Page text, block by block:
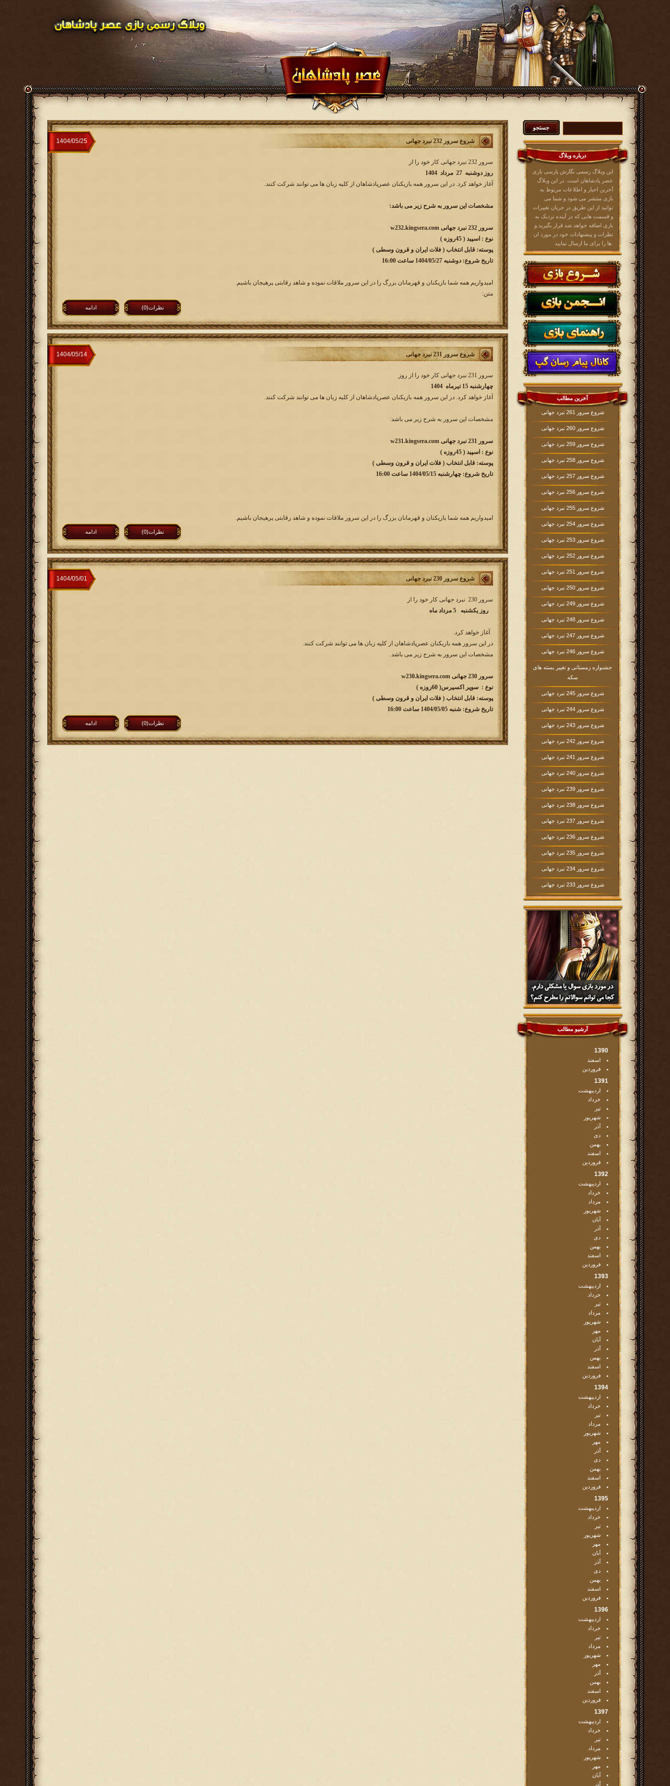
درباره وبلاگ
این وبلاگ رسمی نگارش پارسی بازی
عصر پادشاهان است. در این وبلاگ
آخرین اخبار و اطلاعات مربوط به
بازی منتشر می شود و شما می
توانید از این طریق در جریان تغییرات
و قسمت هایی که در آینده نزدیک به
بازی اضافه خواهد شد قرار بگیرید و
نظرات و پیشنهادات خود در مورد ان
آخرین مطالب
شروع سرور 261 نبرد جهانی
شروع سرور 260 نبرد جهانی
شروع سرور 259 نبرد جهانی
شروع سرور 258 نبرد جهانی
شروع سرور 257 نبرد جهانی
شروع سرور 256 نبرد جهانی
شروع سرور 255 نبرد جهانی
شروع سرور 254 نبرد جهانی
شروع سرور 253 نبرد جهانی
شروع سرور 252 نبرد جهانی
شروع سرور 251 نبرد جهانی
شروع سرور 250 نبرد جهانی
شروع سرور 249 نبرد جهانی
شروع سرور 248 نبرد جهانی
شروع سرور 247 نبرد جهانی
شروع سرور 246 نبرد جهانی
جشنواره زمستانی و تغییر بسته های
سکه
شروع سرور 245 نبرد جهانی
شروع سرور 244 نبرد جهانی
شروع سرور 243 نبرد جهانی
شروع سرور 242 نبرد جهانی
شروع سرور 241 نبرد جهانی
شروع سرور 240 نبرد جهانی
شروع سرور 239 نبرد جهانی
شروع سرور 238 نبرد جهانی
شروع سرور 237 نبرد جهانی
شروع سرور 236 نبرد جهانی
شروع سرور 235 نبرد جهانی
شروع سرور 234 نبرد جهانی
شروع سرور 233 نبرد جهانی
آرشیو مطالب
1390
اسفند
فروردین
1391
اردیبهشت
خرداد
تیر
شهریور
آذر
دی
بهمن
اسفند
فروردین
1392
اردیبهشت
خرداد
مرداد
شهریور
آبان
آذر
دی
بهمن
اسفند
فروردین
1393
اردیبهشت
خرداد
تیر
مرداد
شهریور
مهر
آبان
آذر
بهمن
اسفند
فروردین
1394
اردیبهشت
خرداد
تیر
مرداد
شهریور
مهر
آذر
دی
بهمن
اسفند
فروردین
1395
اردیبهشت
خرداد
تیر
شهریور
مهر
آبان
آذر
دی
بهمن
اسفند
فروردین
1396
اردیبهشت
خرداد
تیر
مرداد
شهریور
مهر
آذر
بهمن
اسفند
فروردین
1397
اردیبهشت
خرداد
تیر
مرداد
شهریور
مهر
آبان
آذر
شروع سرور 232 نبرد جهانی ‏1404/05/25
سرور 232 نبرد جهانی کار خود را از
روز دوشنبه 27 مرداد 1404
آغاز خواهد کرد. در این سرور همه بازیکنان عصرپادشاهان از کلیه زبان ها می توانند شرکت کنند.
مشخصات این سرور به شرح زیر می باشد:
سرور 232 نبرد جهانی w232.kingsera.com
نوع : اسپید ( 45روزه )
پوسته: قابل انتخاب ( فلات ایران و قرون وسطی )
تاریخ شروع: دوشنبه 1404/05/27 ساعت 16:00
امیدواریم همه شما بازیکنان و قهرمانان بزرگ را در این سرور ملاقات نموده و شاهد رقابتی پرهیجان باشیم.
متن:
ادامه نظرات(0)
شروع سرور 231 نبرد جهانی ‏1404/05/14
سرور 231 نبرد جهانی کار خود را از روز
چهارشنبه 15 تیرماه 1404
آغاز خواهد کرد. در این سرور همه بازیکنان عصرپادشاهان از کلیه زبان ها می توانند شرکت کنند.
مشخصات این سرور به شرح زیر می باشد:
سرور 231 نبرد جهانی w231.kingsera.com
نوع : اسپید ( 45روزه )
پوسته: قابل انتخاب ( فلات ایران و قرون وسطی )
تاریخ شروع: چهارشنبه 1404/05/15 ساعت 16:00
امیدواریم همه شما بازیکنان و قهرمانان بزرگ را در این سرور ملاقات نموده و شاهد رقابتی پرهیجان باشیم.
ادامه نظرات(0)
شروع سرور 230 نبرد جهانی ‏1404/05/01
سرور 230 نبرد جهانی کار خود را از
روز یکشنبه 5 مرداد ماه
​آغاز خواهد کرد.
در این سرور همه بازیکنان عصرپادشاهان از کلیه زبان ها می توانند شرکت کنند.
مشخصات این سرور به شرح زیر می باشد.
سرور 230 جهانی w230.kingsera.com
نوع : سوپر اکسپرس( 60روزه )
پوسته: قابل انتخاب ( فلات ایران و قرون وسطی )
تاریخ شروع: شنبه 1404/05/05 ساعت 16:00
ادامه نظرات(0)